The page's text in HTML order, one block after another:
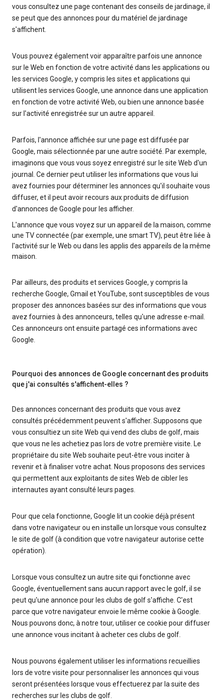
vous consultez une page contenant des conseils de jardinage, il
se peut que des annonces pour du matériel de jardinage
s'affichent.
Vous pouvez également voir apparaître parfois une annonce
sur le Web en fonction de votre activité dans les applications ou
les services Google, y compris les sites et applications qui
utilisent les services Google, une annonce dans une application
en fonction de votre activité Web, ou bien une annonce basée
sur l'activité enregistrée sur un autre appareil.
Parfois, l'annonce affichée sur une page est diffusée par
Google, mais sélectionnée par une autre société. Par exemple,
imaginons que vous vous soyez enregistré sur le site Web d'un
journal. Ce dernier peut utiliser les informations que vous lui
avez fournies pour déterminer les annonces qu'il souhaite vous
diffuser, et il peut avoir recours aux produits de diffusion
d'annonces de Google pour les afficher.
L'annonce que vous voyez sur un appareil de la maison, comme
une TV connectée (par exemple, une smart TV), peut être liée à
l'activité sur le Web ou dans les applis des appareils de la même
maison.
Par ailleurs, des produits et services Google, y compris la
recherche Google, Gmail et YouTube, sont susceptibles de vous
proposer des annonces basées sur des informations que vous
avez fournies à des annonceurs, telles qu'une adresse e-mail.
Ces annonceurs ont ensuite partagé ces informations avec
Google.
Pourquoi des annonces de Google concernant des produits
que j'ai consultés s'affichent-elles ?
Des annonces concernant des produits que vous avez
consultés précédemment peuvent s'afficher. Supposons que
vous consultiez un site Web qui vend des clubs de golf, mais
que vous ne les achetiez pas lors de votre première visite. Le
propriétaire du site Web souhaite peut-être vous inciter à
revenir et à finaliser votre achat. Nous proposons des services
qui permettent aux exploitants de sites Web de cibler les
internautes ayant consulté leurs pages.
Pour que cela fonctionne, Google lit un cookie déjà présent
dans votre navigateur ou en installe un lorsque vous consultez
le site de golf (à condition que votre navigateur autorise cette
opération).
Lorsque vous consultez un autre site qui fonctionne avec
Google, éventuellement sans aucun rapport avec le golf, il se
peut qu'une annonce pour les clubs de golf s'affiche. C'est
parce que votre navigateur envoie le même cookie à Google.
Nous pouvons donc, à notre tour, utiliser ce cookie pour diffuser
une annonce vous incitant à acheter ces clubs de golf.
Nous pouvons également utiliser les informations recueillies
lors de votre visite pour personnaliser les annonces qui vous
seront présentées lorsque vous effectuerez par la suite des
recherches sur les clubs de golf.